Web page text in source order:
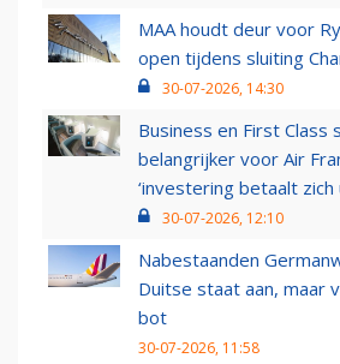
MAA houdt deur voor
open tijdens sluiting
30-07-2026, 14:30
Business en First Class
belangrijker voor Air
‘investering betaalt zich
30-07-2026, 12:10
Nabestaanden
Duitse staat aan, maar
bot
30-07-2026, 11:58